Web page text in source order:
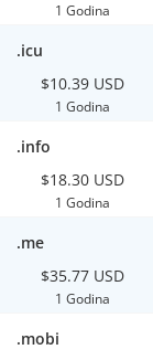
1 Godina
.icu
$10.39 USD
1 Godina
.info
$18.30 USD
1 Godina
.me
$35.77 USD
1 Godina
.mobi